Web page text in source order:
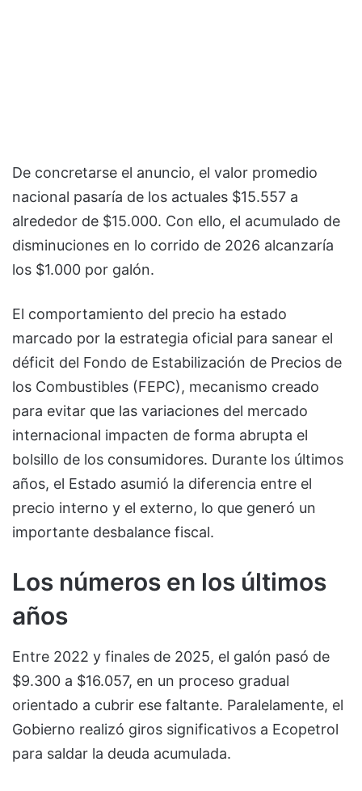
De concretarse el anuncio, el valor promedio
nacional pasaría de los actuales $15.557 a
alrededor de $15.000. Con ello, el acumulado de
disminuciones en lo corrido de 2026 alcanzaría
los $1.000 por galón.
El comportamiento del precio ha estado
marcado por la estrategia oficial para sanear el
déficit del Fondo de Estabilización de Precios de
los Combustibles (FEPC), mecanismo creado
para evitar que las variaciones del mercado
internacional impacten de forma abrupta el
bolsillo de los consumidores. Durante los últimos
años, el Estado asumió la diferencia entre el
precio interno y el externo, lo que generó un
importante desbalance fiscal.
Los números en los últimos
años
Entre 2022 y finales de 2025, el galón pasó de
$9.300 a $16.057, en un proceso gradual
orientado a cubrir ese faltante. Paralelamente, el
Gobierno realizó giros significativos a Ecopetrol
para saldar la deuda acumulada.